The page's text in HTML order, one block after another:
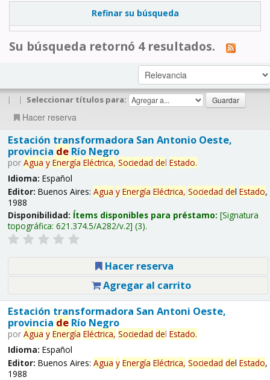
Refinar su búsqueda
Su búsqueda retornó 4 resultados.
| | Seleccionar títulos para:
Hacer reserva
Estación transformadora San Antonio Oeste,
provincia deRío Negro
por Agua y Energía Eléctrica, Sociedad del Estado.
Idioma: Español
Editor: Buenos Aires: Agua y Energía Eléctrica, Sociedad del Estado,
1988
Disponibilidad: Ítems disponibles para préstamo: Signatura
topográfica: 621.374.5/A282/v.2 (3).
Hacer reserva
Agregar al carrito
Estación transformadora San Antoni Oeste,
provincia deRío Negro
por Agua y Energía Eléctrica, Sociedad del Estado.
Idioma: Español
Editor: Buenos Aires: Agua y Energía Eléctrica, Sociedad del Estado,
1988